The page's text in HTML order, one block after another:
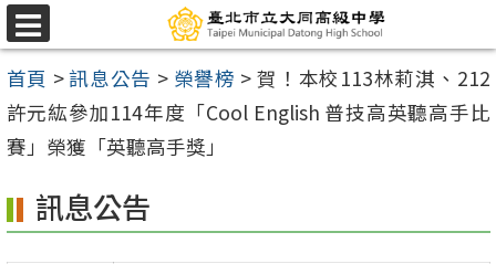
跳
至
主
要
內
區
選
單
首頁 >訊息公告 > 榮譽榜 >賀！本校113林莉淇、212
許元紘參加114年度「Cool English 普技高英聽高手比
賽」榮獲「英聽高手獎」
訊息公告